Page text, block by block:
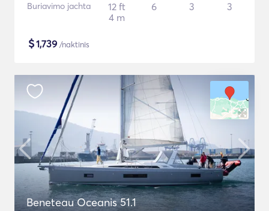
Buriavimo jachta
12 ft
4 m
6 3 3
$1,739 /naktinis
Beneteau Oceanis 51.1